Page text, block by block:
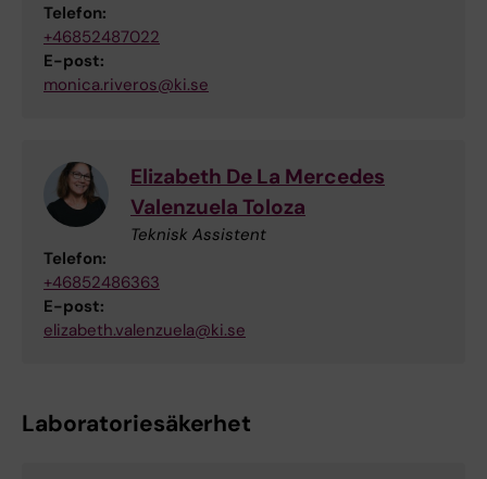
Telefon:
+46852487022
E-post:
monica.riveros@ki.se
Elizabeth De La Mercedes
Valenzuela Toloza
Teknisk Assistent
Telefon:
+46852486363
E-post:
elizabeth.valenzuela@ki.se
Laboratoriesäkerhet